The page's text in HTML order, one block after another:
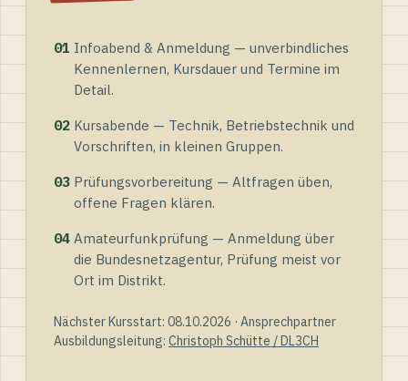
01 Infoabend & Anmeldung — unverbindliches
Kennenlernen, Kursdauer und Termine im
Detail.
02 Kursabende — Technik, Betriebstechnik und
Vorschriften, in kleinen Gruppen.
03 Prüfungsvorbereitung — Altfragen üben,
offene Fragen klären.
04 Amateurfunkprüfung — Anmeldung über
die Bundesnetzagentur, Prüfung meist vor
Ort im Distrikt.
Nächster Kursstart: 08.10.2026 · Ansprechpartner
Ausbildungsleitung: Christoph Schütte / DL3CH